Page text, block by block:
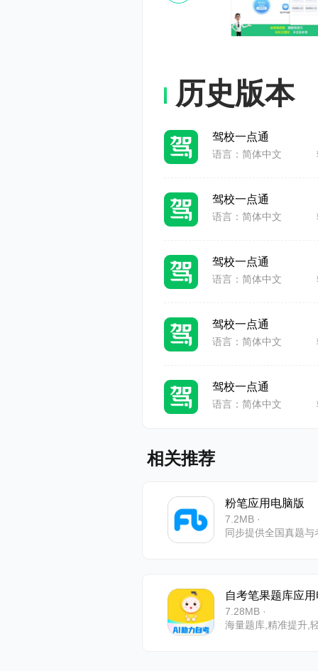
学习成果。
软件特色
●设置车型
生成当地驾
●真实考场
●图标技巧
指路等）进
历史版本
驾校一点通
语言：简体中文
驾校一点通
语言：简体中文
驾校一点通
语言：简体中文
驾校一点通
语言：简体中文
驾校一点通
语言：简体中文
相关推荐
粉笔应用电脑版
7.2MB ·
同步提供全国真题与
自考笔果题库应
7.28MB ·
海量题库,精准提升,